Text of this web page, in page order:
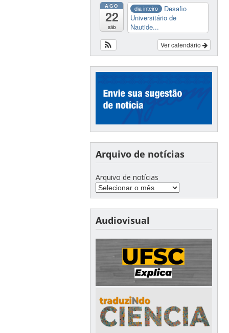
AGO
22
sáb
dia inteiro
Desafio
Universitário de
Nautide...
Ver calendário
Arquivo de notícias
Arquivo de notícias
Audiovisual